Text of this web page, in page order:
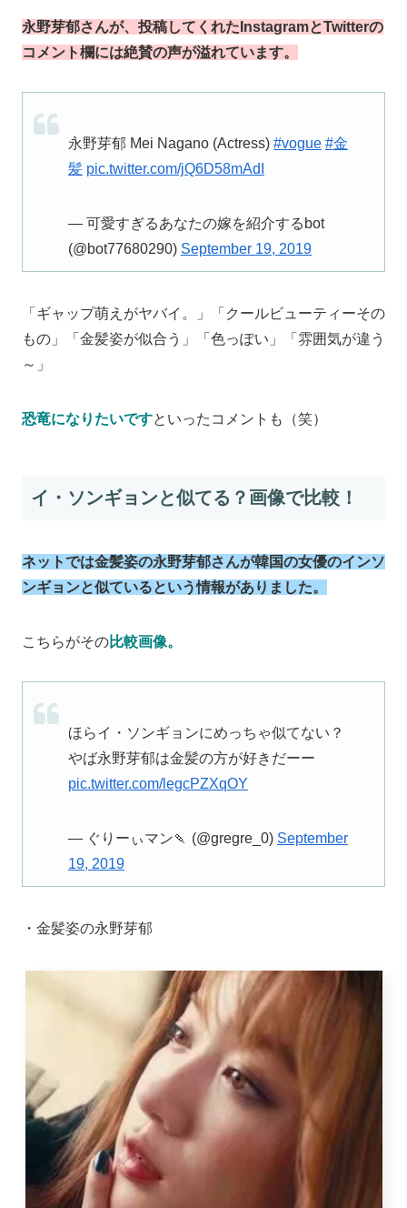
永野芽郁さんが、投稿してくれたInstagramとTwitterの
コメント欄には絶賛の声が溢れています。
永野芽郁 Mei Nagano (Actress) #vogue #金
髪 pic.twitter.com/jQ6D58mAdI
— 可愛すぎるあなたの嫁を紹介するbot
(@bot77680290) September 19, 2019
「ギャップ萌えがヤバイ。」「クールビューティーその
もの」「金髪姿が似合う」「色っぽい」「雰囲気が違う
～」
恐竜になりたいですといったコメントも（笑）
イ・ソンギョンと似てる？画像で比較！
ネットでは金髪姿の永野芽郁さんが韓国の女優のインソ
ンギョンと似ているという情報がありました。
こちらがその比較画像。
ほらイ・ソンギョンにめっちゃ似てない？
やば永野芽郁は金髪の方が好きだーー
pic.twitter.com/legcPZXqOY
— ぐりーぃマン🍡 (@gregre_0) September
19, 2019
・金髪姿の永野芽郁